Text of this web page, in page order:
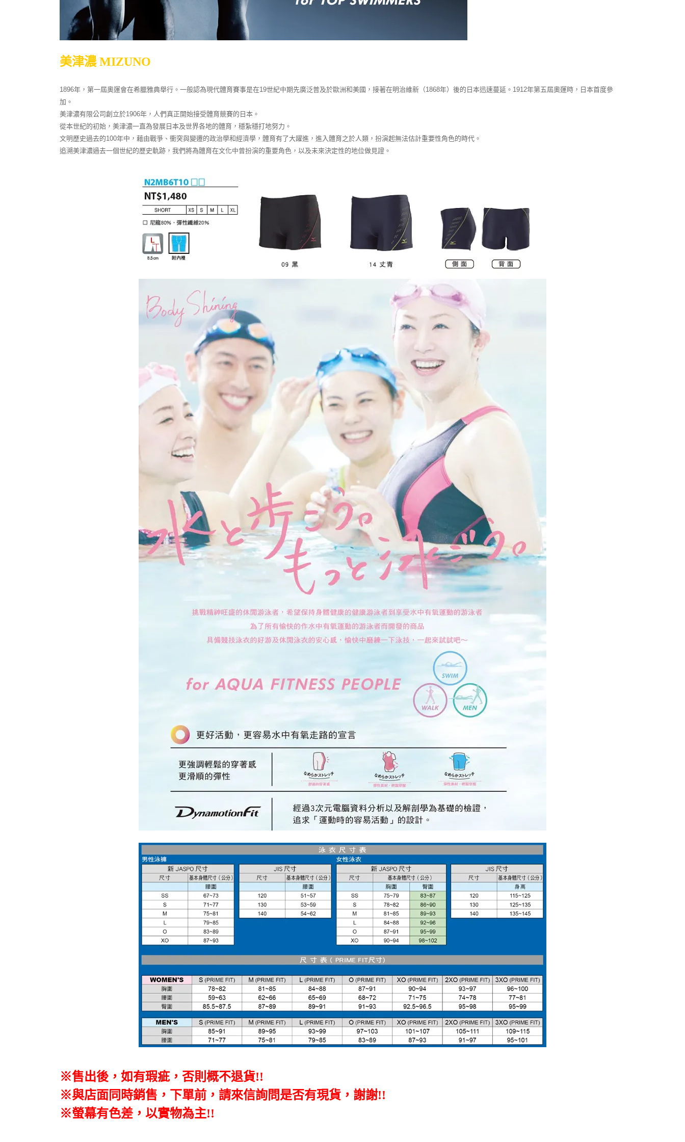
美津濃 MIZUNO
1896年，第一屆奧運會在希臘雅典舉行。一般認為現代體育賽事是在19世紀中期先廣泛普及於歐洲和美國，接著在明治維新（1868年）後的日本迅速蔓延。1912年第五屆奧運時，日本首度參
加。
美津濃有限公司創立於1906年，人們真正開始接受體育競賽的日本。
從本世紀的初始，美津濃一直為發展日本及世界各地的體育，穩紮穩打地努力。
文明歷史過去的100年中，藉由戰爭、衝突與變遷的政治學和經濟學，體育有了大躍進，進入體育之於人類，扮演起無法估計重要性角色的時代。
追溯美津濃過去一個世紀的歷史軌跡，我們將為體育在文化中曾扮演的重要角色，以及未來決定性的地位做見證。
※售出後，如有瑕疵，否則概不退貨!!
※與店面同時銷售 ， 下單前 ， 請來信詢問是否有現貨，謝謝!!
※螢幕有色差，以實物為主!!